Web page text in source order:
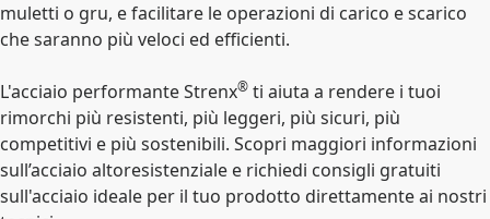
muletti o gru, e facilitare le operazioni di carico e scarico
che saranno più veloci ed efficienti.
L'acciaio performante Strenx® ti aiuta a rendere i tuoi
rimorchi più resistenti, più leggeri, più sicuri, più
competitivi e più sostenibili. Scopri maggiori informazioni
sull’acciaio altoresistenziale e richiedi consigli gratuiti
sull'acciaio ideale per il tuo prodotto direttamente ai nostri